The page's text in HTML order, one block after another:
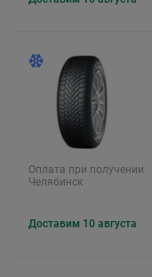
Оплата при получении
Челябинск
Доставим 10 августа